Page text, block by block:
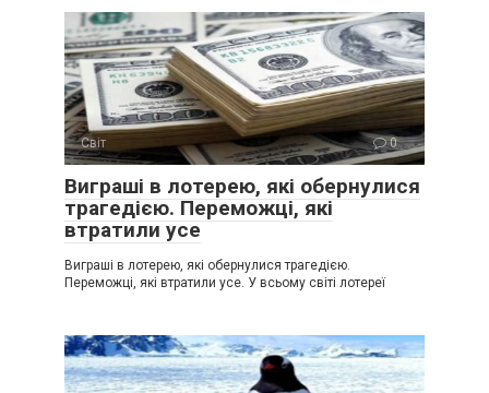
Світ 0
Виграші в лотерею, які обернулися
трагедією. Переможці, які
втратили усе
Виграші в лотерею, які обернулися трагедією.
Переможці, які втратили усе. У всьому світі лотереї